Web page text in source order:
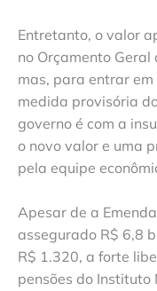
Entretanto, o valor
no Orçamento
mas, para entrar
medida provisória
governo é com a
o novo valor e uma
pela equipe
Apesar de a
assegurado R$ 6,8
R$ 1.320, a forte
pensões do Instituto